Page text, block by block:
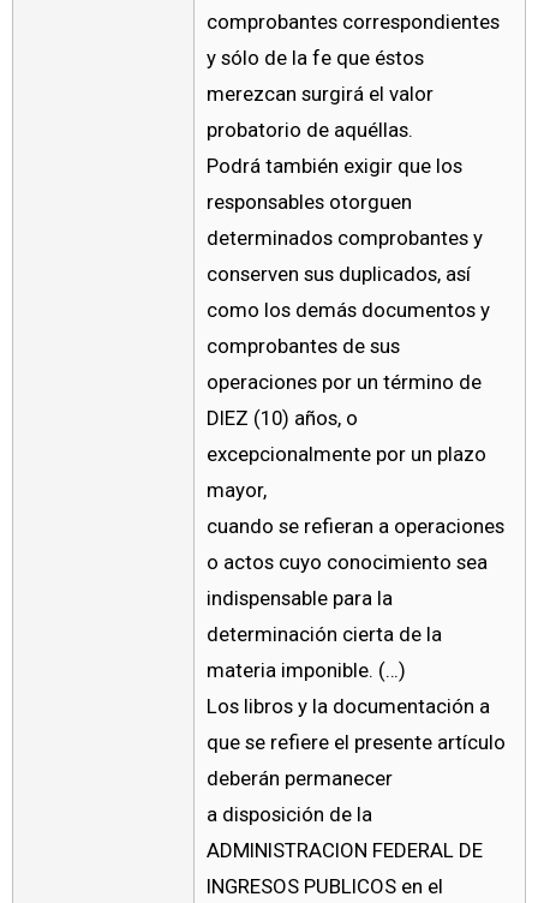
comprobantes correspondientes
y sólo de la fe que éstos
merezcan surgirá el valor
probatorio de aquéllas.
Podrá también exigir que los
responsables otorguen
determinados comprobantes y
conserven sus duplicados, así
como los demás documentos y
comprobantes de sus
operaciones por un término de
DIEZ (10) años, o
excepcionalmente por un plazo
mayor,
cuando se refieran a operaciones
o actos cuyo conocimiento sea
indispensable para la
determinación cierta de la
materia imponible. (…)
Los libros y la documentación a
que se refiere el presente artículo
deberán permanecer
a disposición de la
ADMINISTRACION FEDERAL DE
INGRESOS PUBLICOS en el